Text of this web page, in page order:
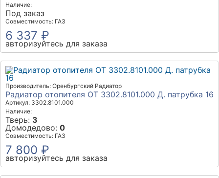
Наличие:
Под заказ
Совместимость: ГАЗ
6 337 ₽
авторизуйтесь для заказа
Производитель: Оренбургский Радиатор
Радиатор отопителя ОТ 3302.8101.000 Д. патрубка 16
Артикул: 3302.8101.000
Наличие:
Тверь: 3
Домодедово: 0
Совместимость: ГАЗ
7 800 ₽
авторизуйтесь для заказа